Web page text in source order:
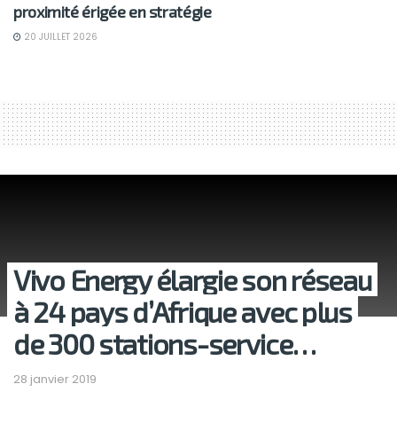
proximité érigée en stratégie
20 JUILLET 2026
Vivo Energy élargie son réseau
à 24 pays d’Afrique avec plus
de 300 stations-service…
28 janvier 2019